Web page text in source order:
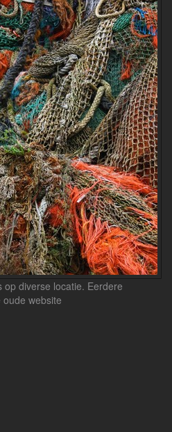
diverse locatie. Eerdere
website